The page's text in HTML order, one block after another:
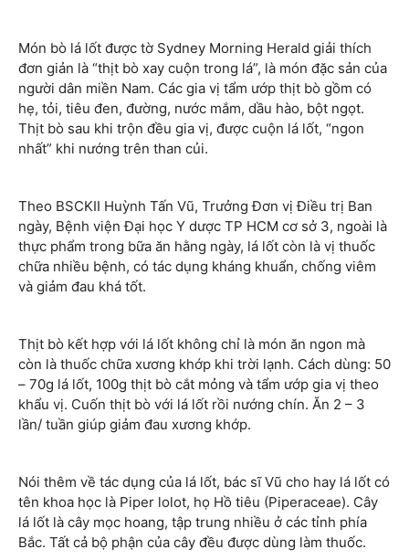
Món bò lá lốt được tờ Sydney Morning Herald giải thích
đơn giản là “thịt bò xay cuộn trong lá”, là món đặc sản của
người dân miền Nam. Các gia vị tẩm ướp thịt bò gồm có
hẹ, tỏi, tiêu đen, đường, nước mắm, dầu hào, bột ngọt.
Thịt bò sau khi trộn đều gia vị, được cuộn lá lốt, “ngon
nhất” khi nướng trên than củi.
Theo BSCKII Huỳnh Tấn Vũ, Trưởng Đơn vị Điều trị Ban
ngày, Bệnh viện Đại học Y dược TP HCM cơ sở 3, ngoài là
thực phẩm trong bữa ăn hằng ngày, lá lốt còn là vị thuốc
chữa nhiều bệnh, có tác dụng kháng khuẩn, chống viêm
và giảm đau khá tốt.
Thịt bò kết hợp với lá lốt không chỉ là món ăn ngon mà
còn là thuốc chữa xương khớp khi trời lạnh. Cách dùng: 50
– 70g lá lốt, 100g thịt bò cắt mỏng và tẩm ướp gia vị theo
khẩu vị. Cuốn thịt bò với lá lốt rồi nướng chín. Ăn 2 – 3
lần/ tuần giúp giảm đau xương khớp.
Nói thêm về tác dụng của lá lốt, bác sĩ Vũ cho hay lá lốt có
tên khoa học là Piper lolot, họ Hồ tiêu (Piperaceae). Cây
lá lốt là cây mọc hoang, tập trung nhiều ở các tỉnh phía
Bắc. Tất cả bộ phận của cây đều được dùng làm thuốc.